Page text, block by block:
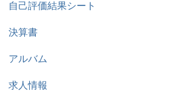
自己評価結果シート
決算書
アルバム
求人情報